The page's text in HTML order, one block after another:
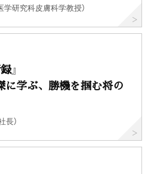
研究科皮膚科学教授）
』
に学ぶ、勝機を掴む将の
長）